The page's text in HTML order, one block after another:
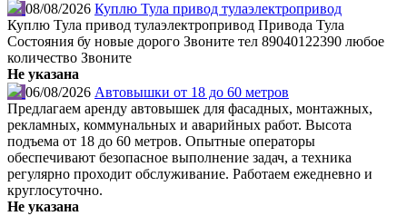
08/08/2026 Куплю Тула привод тулаэлектропривод
Куплю Тула привод тулаэлектропривод Привода Тула
Состояния бу новые дорого Звоните тел 89040122390 любое
количество Звоните
Не указана
06/08/2026 Автовышки от 18 до 60 метров
Предлагаем аренду автовышек для фасадных, монтажных,
рекламных, коммунальных и аварийных работ. Высота
подъема от 18 до 60 метров. Опытные операторы
обеспечивают безопасное выполнение задач, а техника
регулярно проходит обслуживание. Работаем ежедневно и
круглосуточно.
Не указана